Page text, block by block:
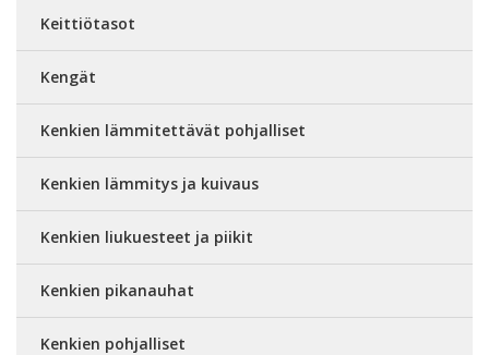
Keittiötasot
Kengät
Kenkien lämmitettävät pohjalliset
Kenkien lämmitys ja kuivaus
Kenkien liukuesteet ja piikit
Kenkien pikanauhat
Kenkien pohjalliset